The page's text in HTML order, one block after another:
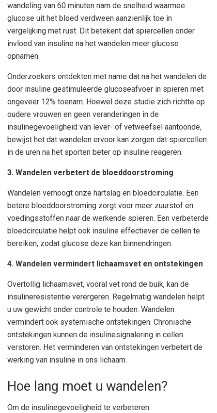
wandeling van 60 minuten nam de snelheid waarmee
glucose uit het bloed verdween aanzienlijk toe in
vergelijking met rust. Dit betekent dat spiercellen onder
invloed van insuline na het wandelen meer glucose
opnamen.
Onderzoekers ontdekten met name dat na het wandelen de
door insuline gestimuleerde glucoseafvoer in spieren met
ongeveer 12% toenam. Hoewel deze studie zich richtte op
oudere vrouwen en geen veranderingen in de
insulinegevoeligheid van lever- of vetweefsel aantoonde,
bewijst het dat wandelen ervoor kan zorgen dat spiercellen
in de uren na het sporten beter op insuline reageren.
3. Wandelen verbetert de bloeddoorstroming
Wandelen verhoogt onze hartslag en bloedcirculatie. Een
betere bloeddoorstroming zorgt voor meer zuurstof en
voedingsstoffen naar de werkende spieren. Een verbeterde
bloedcirculatie helpt ook insuline effectiever de cellen te
bereiken, zodat glucose deze kan binnendringen.
4. Wandelen vermindert lichaamsvet en ontstekingen
Overtollig lichaamsvet, vooral vet rond de buik, kan de
insulineresistentie verergeren. Regelmatig wandelen helpt
u uw gewicht onder controle te houden. Wandelen
vermindert ook systemische ontstekingen. Chronische
ontstekingen kunnen de insulinesignalering in cellen
verstoren. Het verminderen van ontstekingen verbetert de
werking van insuline in ons lichaam.
Hoe lang moet u wandelen?
Om de insulinegevoeligheid te verbeteren: